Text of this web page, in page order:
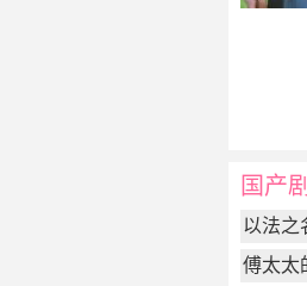
国产剧
以法之
傅太太